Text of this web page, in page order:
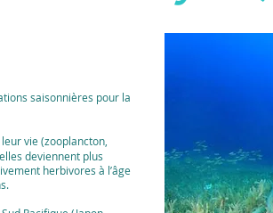
saisonnières pour la
vie (zooplancton,
deviennent plus
herbivores à l’âge